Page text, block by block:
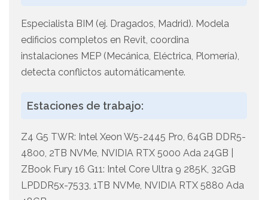
Especialista BIM (ej. Dragados, Madrid). Modela
edificios completos en Revit, coordina
instalaciones MEP (Mecánica, Eléctrica, Plomería),
detecta conflictos automáticamente.
Estaciones de trabajo:
Z4 G5 TWR: Intel Xeon W5-2445 Pro, 64GB DDR5-
4800, 2TB NVMe, NVIDIA RTX 5000 Ada 24GB |
ZBook Fury 16 G11: Intel Core Ultra 9 285K, 32GB
LPDDR5x-7533, 1TB NVMe, NVIDIA RTX 5880 Ada